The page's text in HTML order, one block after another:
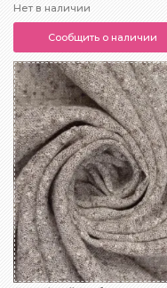
Нет в наличии
Сообщить о наличии